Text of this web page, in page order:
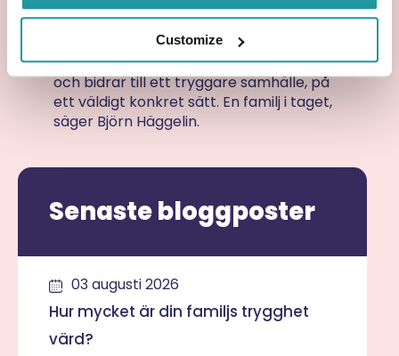
Customize
dessutom ska behöva tyngas av
ekonomisk oro. Att vara helt
specialiserade på livförsäkringar är
därför en stolthet. Vi känner att vi är med
och bidrar till ett tryggare samhälle, på
ett väldigt konkret sätt. En familj i taget,
säger Björn Häggelin.
Senaste bloggposter
03 augusti 2026
Hur mycket är din familjs trygghet
värd?